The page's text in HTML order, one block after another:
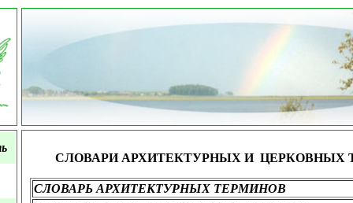
СЛОВАРИ АРХИТЕКТУРНЫХ И ЦЕРКОВНЫХ
СЛОВАРЬ АРХИТЕКТУРНЫХ ТЕРМИНОВ